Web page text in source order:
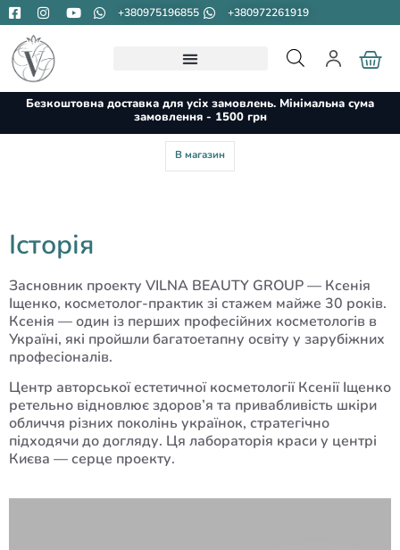
+380975196855 +380972261919
Безкоштовна доставка для усіх замовлень. Мінімальна сума
замовлення - 1500 грн
В магазин
Історія
Засновник проекту VILNA BEAUTY GROUP — Ксенія
Іщенко, косметолог-практик зі стажем майже 30 років.
Ксенія — один із перших професійних косметологів в
Україні, які пройшли багатоетапну освіту у зарубіжних
професіоналів.
Центр авторської естетичної косметології Ксенії Іщенко
ретельно відновлює здоров’я та привабливість шкіри
обличчя різних поколінь українок, стратегічно
підходячи до догляду. Ця лабораторія краси у центрі
Києва — серце проекту.